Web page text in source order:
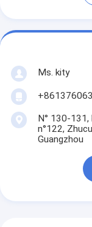
Ms. kity
N° 130-131,
n°122,
Guangzhou